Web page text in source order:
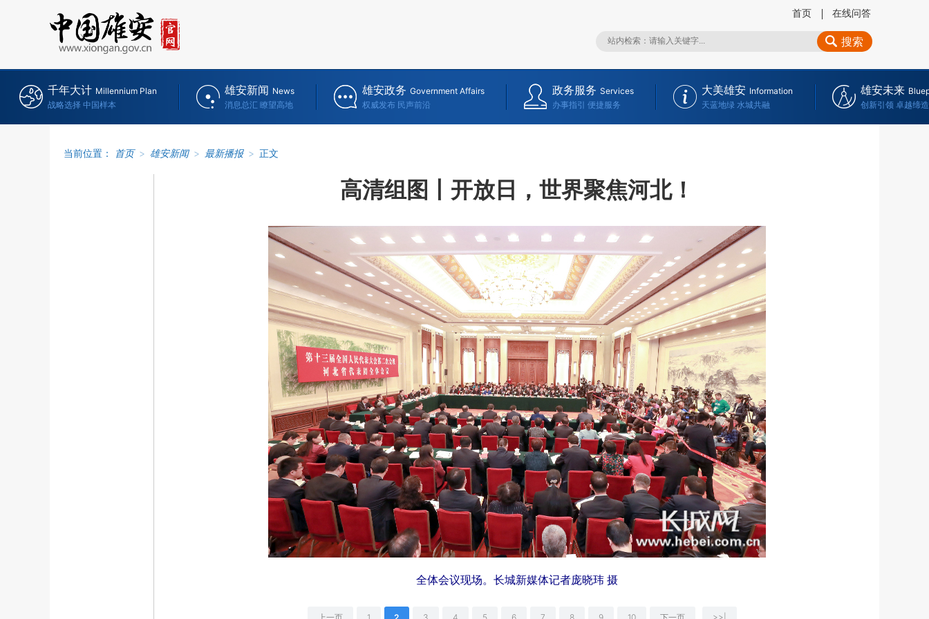
首页 在线问答
搜索
千年大计 Millennium Plan
战略选择 中国样本
雄安新闻 News
消息总汇 瞭望高地
雄安政务 Government Affairs
权威发布 民声前沿
政务服务 Services
办事指引 便捷服务
大美雄安 Information
天蓝地绿 水城共融
雄安未来
创新引领 卓越缔造
当前位置： 首页 > 雄安新闻 > 最新播报 > 正文
高清组图丨开放日，世界聚焦河北！
全体会议现场。长城新媒体记者庞晓玮 摄